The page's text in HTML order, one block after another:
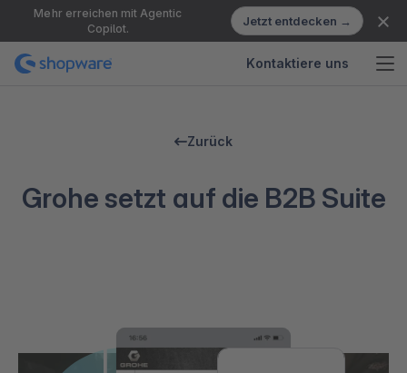
Mehr erreichen mit Agentic
Copilot.
Jetzt entdecken →
Kontaktiere uns
Zurück
Grohe setzt auf die B2B Suite